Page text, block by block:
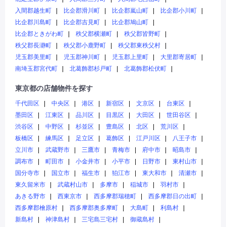
入間郡越生町
比企郡滑川町 比企郡嵐山町
比企郡小川町
比企郡川島町
比企郡吉見町
比企郡鳩山町
比企郡ときがわ町
秩父郡横瀬町
秩父郡皆野町
秩父郡長瀞町
秩父郡小鹿野町
秩父郡東秩父村
児玉郡美里町
児玉郡神川町 児玉郡上里町
大里郡寄居町
南埼玉郡宮代町
北葛飾郡杉戸町 北葛飾郡松伏町
東京都の店舗物件を探す
千代田区 中央区 港区 新宿区 文京区
台東区
墨田区
江東区 品川区 目黒区 大田区
世田谷区
渋谷区
中野区 杉並区 豊島区 北区
荒川区
板橋区
練馬区 足立区 葛飾区 江戸川区
八王子市
立川市
武蔵野市 三鷹市 青梅市 府中市
昭島市
調布市
町田市 小金井市 小平市 日野市
東村山市
国分寺市
国立市 福生市 狛江市 東大和市
清瀬市
東久留米市
武蔵村山市 多摩市 稲城市
羽村市
あきる野市
西東京市 西多摩郡瑞穂町
西多摩郡日の出町
西多摩郡檜原村
西多摩郡奥多摩町 大島町
利島村
新島村
神津島村 三宅島三宅村
御蔵島村